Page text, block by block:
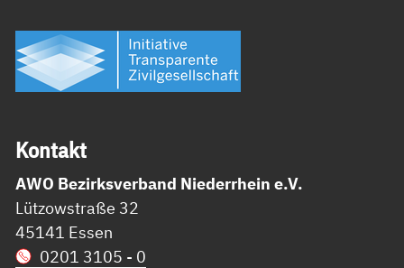
Kon­takt
AWO Bezirksverband Niederrhein e.V.
Lützowstraße 32
45141 Essen
0201 3105 - 0